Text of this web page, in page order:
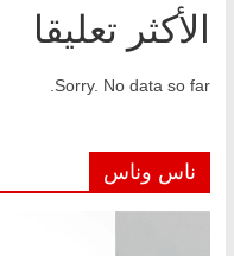
الأكثر تعليقا
Sorry. No data so far.
ناس وناس